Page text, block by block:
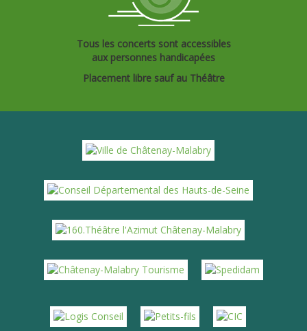
Tous les concerts sont accessibles
aux personnes handicapées
Placement libre sauf au Théâtre